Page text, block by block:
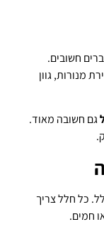
חשובים.
מנורות, גוון
גם חשובה מאוד.
כל חלל צריך
חמים.